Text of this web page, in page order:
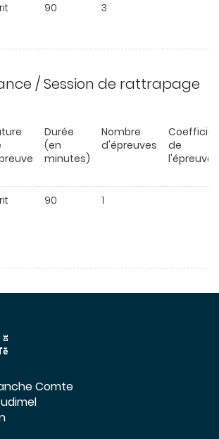
90 3
/ Session de rattrapage
Durée
(en
minutes)
Nombre
d'épreuves
de
l'épreuve
90 1
Comte